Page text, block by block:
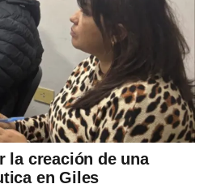
la creación de una
en Giles